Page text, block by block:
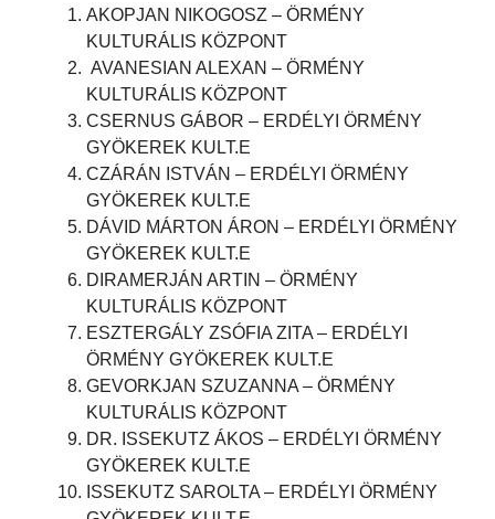
AKOPJAN NIKOGOSZ – ÖRMÉNY
KULTURÁLIS KÖZPONT
AVANESIAN ALEXAN – ÖRMÉNY
KULTURÁLIS KÖZPONT
CSERNUS GÁBOR – ERDÉLYI ÖRMÉNY
GYÖKEREK KULT.E
CZÁRÁN ISTVÁN – ERDÉLYI ÖRMÉNY
GYÖKEREK KULT.E
DÁVID MÁRTON ÁRON – ERDÉLYI ÖRMÉNY
GYÖKEREK KULT.E
DIRAMERJÁN ARTIN – ÖRMÉNY
KULTURÁLIS KÖZPONT
ESZTERGÁLY ZSÓFIA ZITA – ERDÉLYI
ÖRMÉNY GYÖKEREK KULT.E
GEVORKJAN SZUZANNA – ÖRMÉNY
KULTURÁLIS KÖZPONT
DR. ISSEKUTZ ÁKOS – ERDÉLYI ÖRMÉNY
GYÖKEREK KULT.E
ISSEKUTZ SAROLTA – ERDÉLYI ÖRMÉNY